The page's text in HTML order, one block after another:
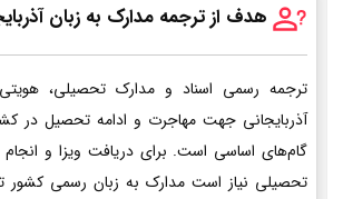
هدف از ترجمه مدارک به زبان
ترجمه رسمی اسناد و مدارک تحصیلی،
آذربایجانی جهت مهاجرت و ادامه تحصیل در
گام‌های اساسی است. برای دریافت ویزا و انجام
تحصیلی نیاز است مدارک به زبان رسمی